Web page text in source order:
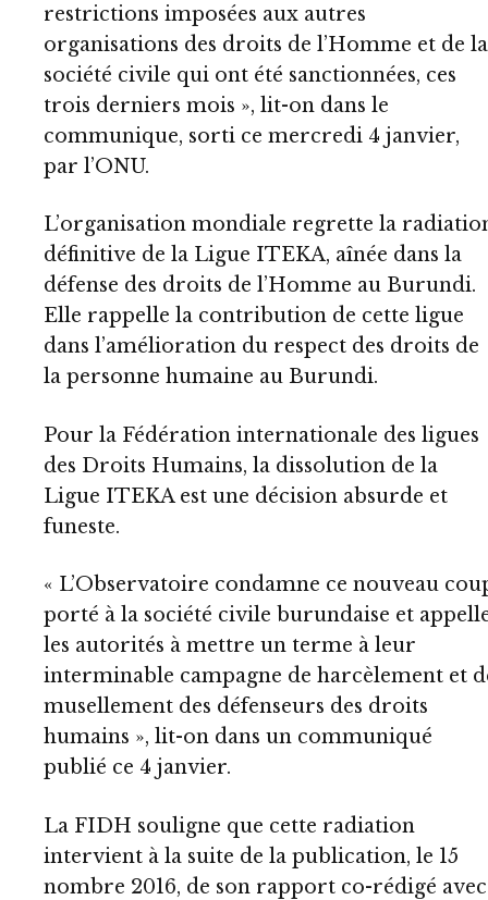
restrictions imposées aux autres
organisations des droits de l’Homme et de la
société civile qui ont été sanctionnées, ces
trois derniers mois », lit-on dans le
communique, sorti ce mercredi 4 janvier,
par l’ONU.
L’organisation mondiale regrette la
définitive de la Ligue ITEKA, aînée dans la
défense des droits de l’Homme au Burundi.
Elle rappelle la contribution de cette ligue
dans l’amélioration du respect des droits de
la personne humaine au Burundi.
Pour la Fédération internationale des ligues
des Droits Humains, la dissolution de la
Ligue ITEKA est une décision absurde et
funeste.
« L’Observatoire condamne ce nouveau
porté à la société civile burundaise et
les autorités à mettre un terme à leur
interminable campagne de harcèlement et
musellement des défenseurs des droits
humains », lit-on dans un communiqué
publié ce 4 janvier.
La FIDH souligne que cette radiation
intervient à la suite de la publication, le 15
nombre 2016, de son rapport co-rédigé avec